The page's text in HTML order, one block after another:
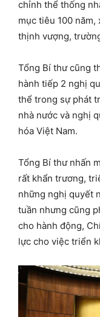
chỉnh thể thống
mục tiêu 100
thịnh vượng,
Tổng Bí thư cũng
hành tiếp 2 nghị
thể trong sự phát
nhà nước và nghị
hóa Việt Nam.
Tổng Bí thư nhấn
rất khẩn trương,
những nghị quyết
tuần nhưng cũng
cho hành động,
lực cho việc triển